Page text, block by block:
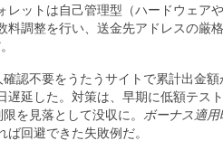
ットは自己管理型（ハードウェア
調整を行い、送金先アドレスの厳
認不要をうたうサイトで累計出金額
遅延した。対策は、早期に低額テス
を見落として没収に。 ボーナス適
回避できた失敗例だ。